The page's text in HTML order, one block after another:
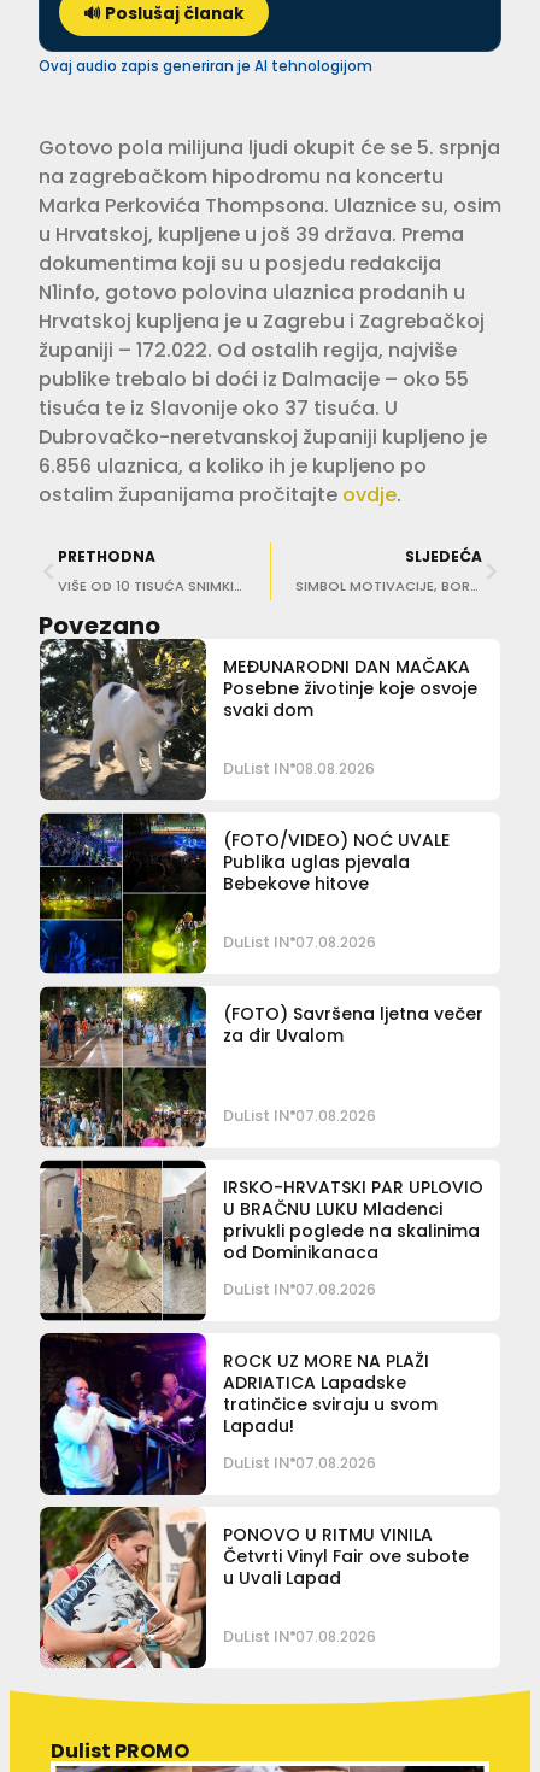
🔊 Poslušaj članak
Ovaj audio zapis generiran je AI tehnologijom
Gotovo pola milijuna ljudi okupit će se 5. srpnja
na zagrebačkom hipodromu na koncertu
Marka Perkovića Thompsona. Ulaznice su, osim
u Hrvatskoj, kupljene u još 39 država. Prema
dokumentima koji su u posjedu redakcija
N1info, gotovo polovina ulaznica prodanih u
Hrvatskoj kupljena je u Zagrebu i Zagrebačkoj
županiji – 172.022. Od ostalih regija, najviše
publike trebalo bi doći iz Dalmacije – oko 55
tisuća te iz Slavonije oko 37 tisuća. U
Dubrovačko-neretvanskoj županiji kupljeno je
6.856 ulaznica, a koliko ih je kupljeno po
ostalim županijama pročitajte ovdje.
PRETHODNA
VIŠE OD 10 TISUĆA SNIMKI Momčilo Otašević prisluškivao Jelenu Perčin
SLJEDEĆA
SIMBOL MOTIVACIJE, BORBENOSTI I IZVRSNOSTI Martina Terakaj: Nagrade su potvrde mog truda i dosljednosti
Povezano
MEĐUNARODNI DAN MAČAKA
Posebne životinje koje osvoje
svaki dom
DuList IN 08.08.2026
(FOTO/VIDEO) NOĆ UVALE
Publika uglas pjevala
Bebekove hitove
DuList IN 07.08.2026
(FOTO) Savršena ljetna večer
za đir Uvalom
DuList IN 07.08.2026
IRSKO-HRVATSKI PAR UPLOVIO
U BRAČNU LUKU Mladenci
privukli poglede na skalinima
od Dominikanaca
DuList IN 07.08.2026
ROCK UZ MORE NA PLAŽI
ADRIATICA Lapadske
tratinčice sviraju u svom
Lapadu!
DuList IN 07.08.2026
PONOVO U RITMU VINILA
Četvrti Vinyl Fair ove subote
u Uvali Lapad
DuList IN 07.08.2026
Dulist PROMO